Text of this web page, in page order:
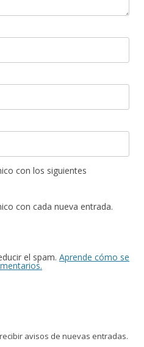
con los siguientes
con cada nueva entrada.
el spam. Aprende cómo se
avisos de nuevas entradas.